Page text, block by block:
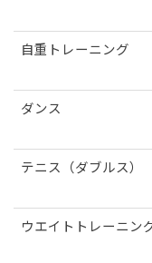
自重トレーニング
ダンス
テニス（ダブルス）
ウエイトトレーニン